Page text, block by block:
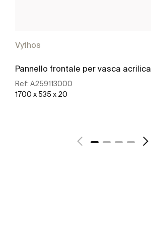
Vythos
Pannello frontale per vasca acrilica
Ref: A259113000
1700 x 535 x 20